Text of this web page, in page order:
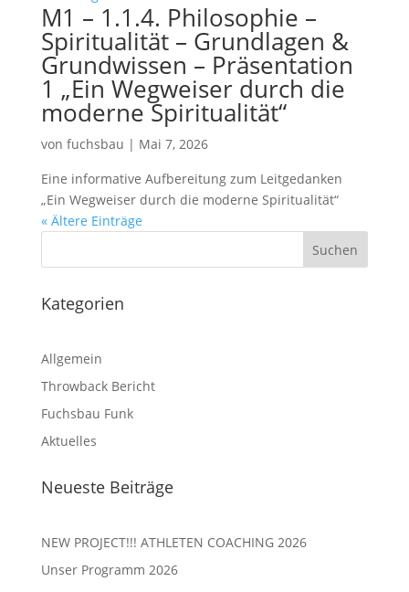
M1 – 1.1.4. Philosophie –
Spiritualität – Grundlagen &
Grundwissen – Präsentation
1 „Ein Wegweiser durch die
moderne Spiritualität“
von fuchsbau | Mai 7, 2026
Eine informative Aufbereitung zum Leitgedanken
„Ein Wegweiser durch die moderne Spiritualität“
« Ältere Einträge
Kategorien
Allgemein
Throwback Bericht
Fuchsbau Funk
Aktuelles
Neueste Beiträge
NEW PROJECT!!! ATHLETEN COACHING 2026
Unser Programm 2026